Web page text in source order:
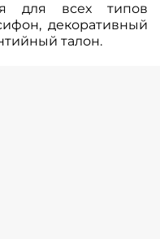
для всех типов
декоративный
талон.